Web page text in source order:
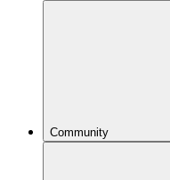
Community